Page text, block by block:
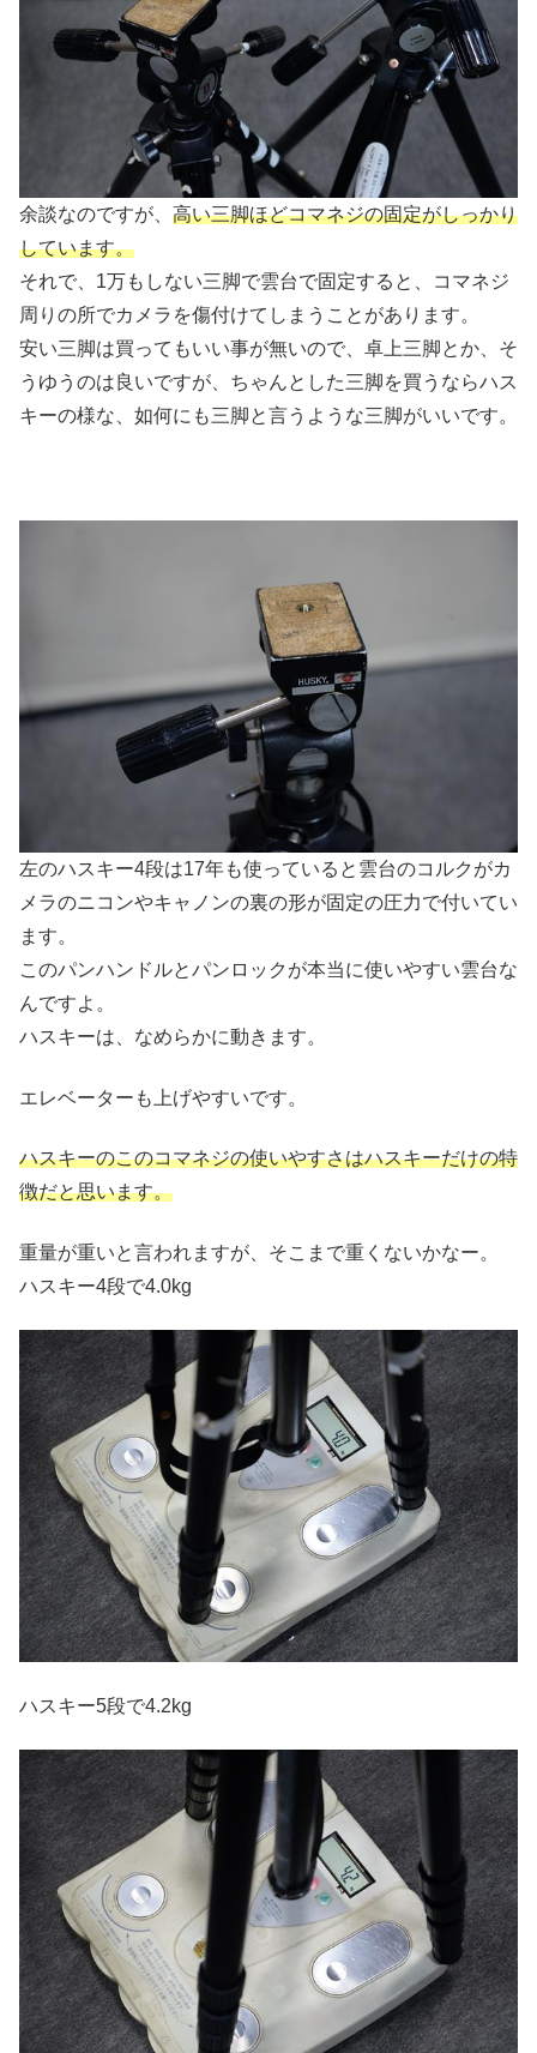
余談なのですが、 高い三脚ほどコマネジの固定がしっかり
しています。
それで、1万もしない三脚で雲台で固定すると、コマネジ
周りの所でカメラを傷付けてしまうことがあります。
安い三脚は買ってもいい事が無いので、卓上三脚とか、そ
うゆうのは良いですが、ちゃんとした三脚を買うならハス
キーの様な、如何にも三脚と言うような三脚がいいです。
左のハスキー4段は17年も使っていると雲台のコルクがカ
メラのニコンやキャノンの裏の形が固定の圧力で付いてい
ます。
このパンハンドルとパンロックが本当に使いやすい雲台な
んですよ。
ハスキーは、なめらかに動きます。
エレベーターも上げやすいです。
ハスキーのこのコマネジの使いやすさはハスキーだけの特
徴だと思います。
重量が重いと言われますが、そこまで重くないかなー。
ハスキー4段で4.0kg
ハスキー5段で4.2kg